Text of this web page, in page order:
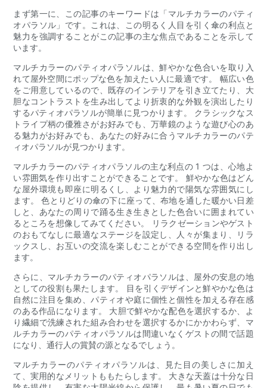
まず第一に、この記事のキーワードは「マルチカラーのパティ
オパラソル」です。これは、この明るく人目を引く傘の利点と
魅力を強調することがこの記事の主な焦点であることを示して
います。
マルチカラーのパティオパラソルは、鮮やかな色合いを取り入
れて屋外空間にポップな色を加えたい人に最適です。 幅広い色
をご用意しているので、既存のインテリアを引き立てたり、大
胆なコントラストを生み出してより折衷的な外観を演出したり
するパティオパラソルが簡単に見つかります。 クラシックなス
トライプ柄の優雅さがお好みでも、万華鏡のような遊び心のあ
る魅力がお好みでも、あなたの好みに合うマルチカラーのパテ
ィオパラソルが見つかります。
マルチカラーのパティオパラソルの主な利点の 1 つは、心地よ
い雰囲気を作り出すことができることです。 鮮やかな色はどん
な屋外環境も即座に明るくし、より魅力的で陽気な雰囲気にし
ます。 色とりどりの傘の下に座って、布地を通した暖かい日差
しと、あなたの周りで踊る生き生きとした色合いに囲まれてい
るところを想像してみてください。 リラクゼーションやゲスト
のおもてなしに最適なステージを設定し、人々が集まり、リラ
ックスし、お互いの交流を楽しむことができる空間を作り出し
ます。
さらに、マルチカラーのパティオパラソルは、屋外の安息の地
としての役割も果たします。 目を引くデザインと鮮やかな色は
自然に注目を集め、パティオや庭に個性と個性を加える存在感
のある作品になります。 大胆で鮮やかな配色を選択するか、よ
り繊細で洗練された組み合わせを選択するかにかかわらず、マ
ルチカラーのパティオパラソルは間違いなくゲストの間で話題
になり、通行人の賞賛の源となるでしょう。
マルチカラーのパティオパラソルは、見た目の美しさに加え
て、実用的なメリットももたらします。 大きな天蓋は十分な日